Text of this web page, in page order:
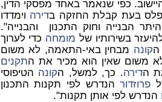
. כפי שנאמר באחד מפסקי הדין,
בעת קבלת החזקה בדירה וימדדו
הבנייה וחוק התכנון והבנייה".
בשירותיו של מומחה כדי לערוך
קונה מבחין באי-התאמה, לא משום
משום שאין הוא מכיר את התקנים
הדירה. כך, למשל, הקונה הטיפוסי
פרוזדורהנדרש לפי תקנות התכנון
הנדרש לפי אותן תקנות".